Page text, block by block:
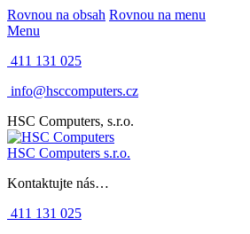
Rovnou na obsah Rovnou na menu
Menu
411 131 025
info@hsccomputers.cz
HSC Computers, s.r.o.
HSC Computers s.r.o.
Kontaktujte nás…
411 131 025